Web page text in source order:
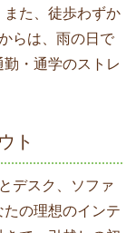
た、徒歩わずか
らは、雨の日で
・通学のストレ
ト
デスク、ソファ
の理想のインテ